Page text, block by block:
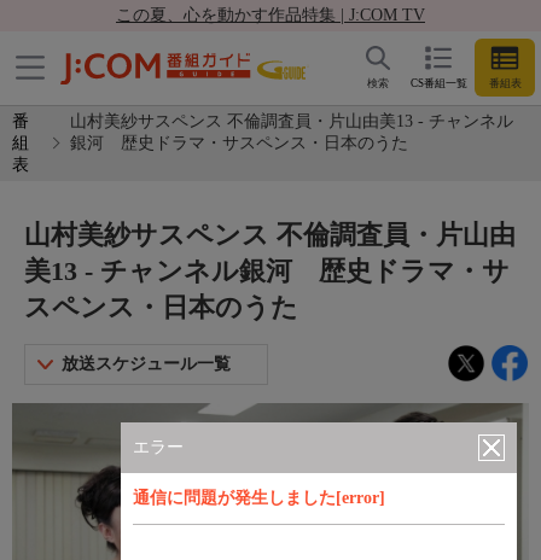
この夏、心を動かす作品特集 | J:COM TV
CS番組一覧 番組表
検索
番
組
表
山村美紗サスペンス 不倫調査員・片山由美13 - チャンネル
銀河 歴史ドラマ・サスペンス・日本のうた
エラー
通信に問題が発生しました[error]
山村美紗サスペンス 不倫調査員・片山由
美13 - チャンネル銀河 歴史ドラマ・サ
スペンス・日本のうた
放送スケジュール一覧